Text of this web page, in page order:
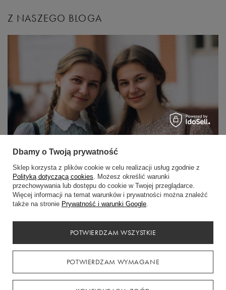
Z NASZEGO BLOGA
Stylowe powitanie szkoły – modne sukienki na rozpoczęcie roku
szkolnego
królują na apelach i które fasony najlepiej podkreślą sylwetkę.
Dbamy o Twoją prywatność
Sklep korzysta z plików cookie w celu realizacji usług zgodnie z
Polityką dotyczącą cookies. Możesz określić warunki
przechowywania lub dostępu do cookie w Twojej przeglądarce.
Więcej informacji na temat warunków i prywatności można znaleźć
także na stronie Prywatność i warunki Google.
POTWIERDZAM WYMAGANE
POTWIERDZAM WSZYSTKIE